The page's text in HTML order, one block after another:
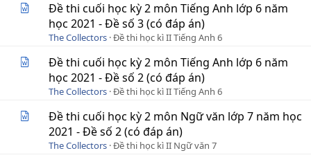
Đề thi cuối học kỳ 2 môn Tiếng Anh lớp 6 năm
học 2021 - Đề số 3 (có đáp án)
The Collectors Đề thi học kì II Tiếng Anh 6
Đề thi cuối học kỳ 2 môn Tiếng Anh lớp 6 năm
học 2021 - Đề số 2 (có đáp án)
The Collectors Đề thi học kì II Tiếng Anh 6
Đề thi cuối học kỳ 2 môn Ngữ văn lớp 7 năm học
2021 - Đề số 2 (có đáp án)
The Collectors Đề thi học kì II Ngữ văn 7